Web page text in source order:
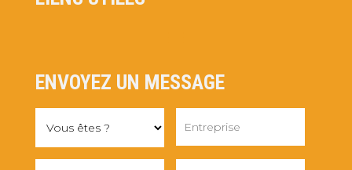
ENVOYEZ UN MESSAGE